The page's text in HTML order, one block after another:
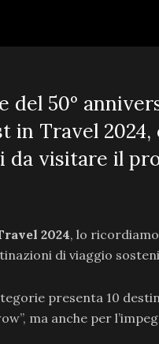
del 50°
in Travel
da visitare il
2024, lo
di viaggio
presenta 10
ma anche per